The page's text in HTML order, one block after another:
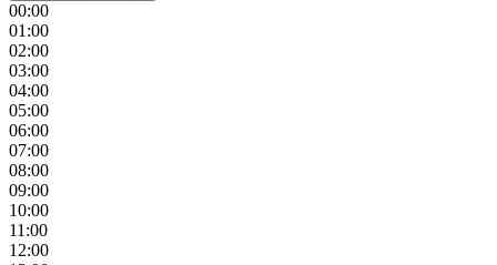
00:00
01:00
02:00
03:00
04:00
05:00
06:00
07:00
08:00
09:00
10:00
11:00
12:00